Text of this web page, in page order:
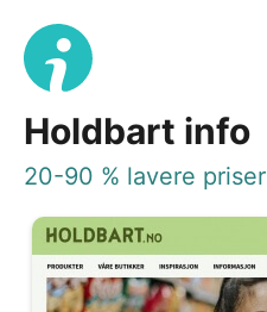
Holdbart info
20-90 % lavere priser